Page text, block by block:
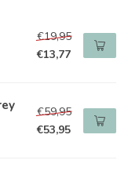
€19,95
€13,77
€59,95
€53,95